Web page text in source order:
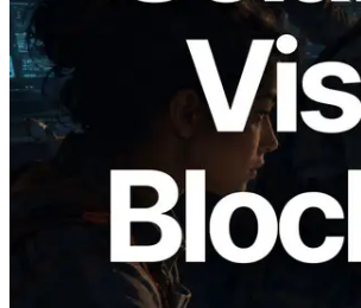
Validators Solutions
Block Analyzer —
времени генерации блоков
назначенных валидаторов
слотов
Читать статью